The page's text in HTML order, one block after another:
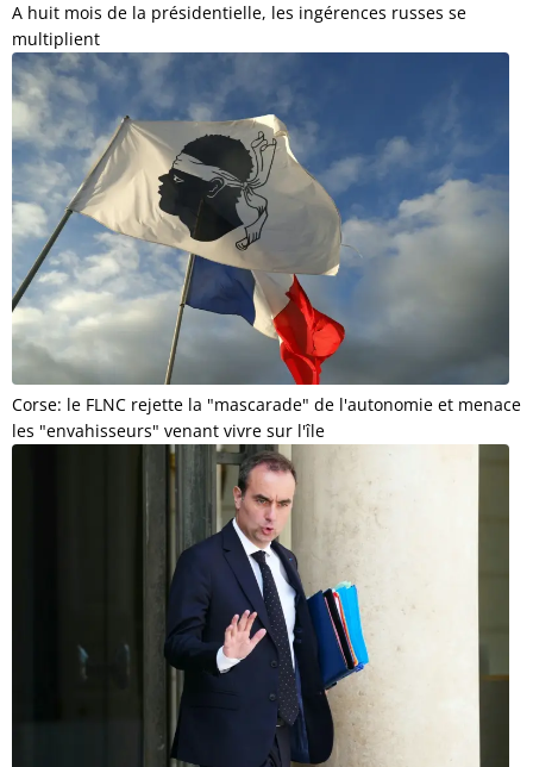
A huit mois de la présidentielle, les ingérences russes se
multiplient
Corse: le FLNC rejette la "mascarade" de l'autonomie et menace
les "envahisseurs" venant vivre sur l'île